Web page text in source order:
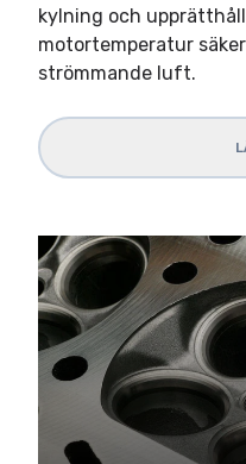
kylning och
motortemperatur
strömmande luft.